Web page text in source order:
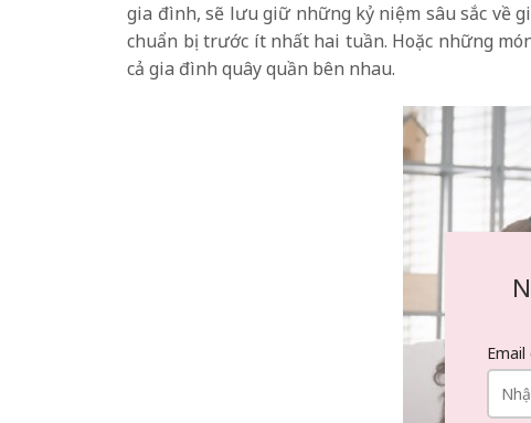
gia đình, sẽ lưu giữ những kỷ niệm sâu sắc về
chuẩn bị trước ít nhất hai tuần. Hoặc những
cả gia đình quây quần bên nhau.